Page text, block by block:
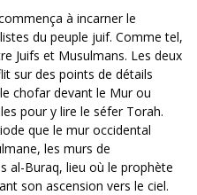
à incarner le
du peuple juif. Comme tel,
Juifs et Musulmans. Les deux
sur des points de détails
chofar devant le Mur ou
pour y lire le séfer Torah.
que le mur occidental
les murs de
al-Buraq, lieu où le prophète
son ascension vers le ciel.